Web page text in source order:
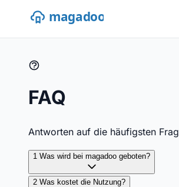
FAQ
Antworten auf die häufigsten
1 Was wird bei magadoo geboten?
2 Was kostet die Nutzung?